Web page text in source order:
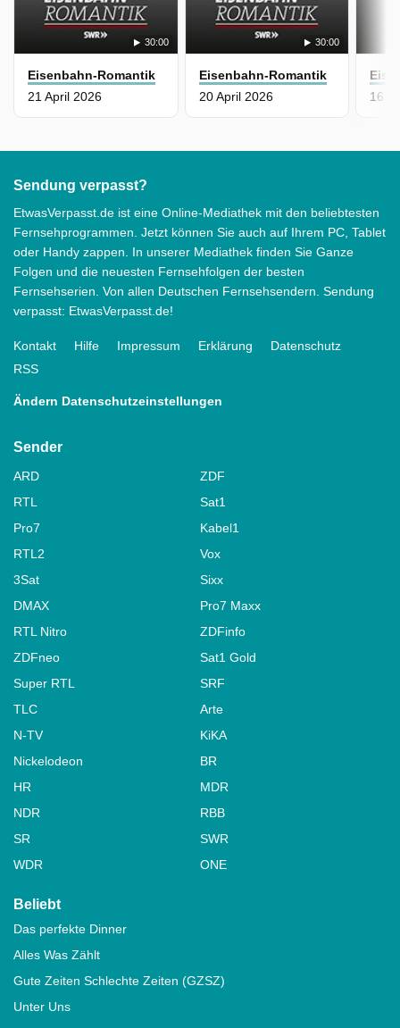
30:00
Eisenbahn-Romantik
21 April 2026
30:00
Eisenbahn-Romantik
20 April 2026
16
Sendung verpasst?
EtwasVerpasst.de ist eine Online-Mediathek mit den beliebtesten
Fernsehprogrammen. Jetzt können Sie auch auf Ihrem PC, Tablet
oder Handy zappen. In unserer Mediathek finden Sie Ganze
Folgen und die neuesten Fernsehfolgen der besten
Fernsehserien. Von allen Deutschen Fernsehsendern. Sendung
verpasst: EtwasVerpasst.de!
Kontakt Hilfe Impressum Erklärung
Datenschutz
RSS
Ändern Datenschutzeinstellungen
Sender
ARD
ZDF
RTL
Sat1
Pro7
Kabel1
RTL2
Vox
3Sat
Sixx
DMAX
Pro7 Maxx
RTL Nitro
ZDFinfo
ZDFneo
Sat1 Gold
Super RTL
SRF
TLC
Arte
N-TV
KiKA
Nickelodeon
BR
HR
MDR
NDR
RBB
SR
SWR
WDR
ONE
Beliebt
Das perfekte Dinner
Alles Was Zählt
Gute Zeiten Schlechte Zeiten (GZSZ)
Unter Uns